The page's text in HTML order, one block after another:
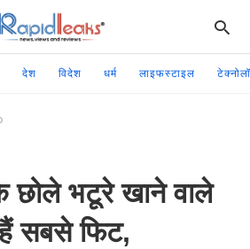
देश विदेश धर्म लाइफस्टाइल
छोले भटूरे खाने वाले
सबसे फिट,